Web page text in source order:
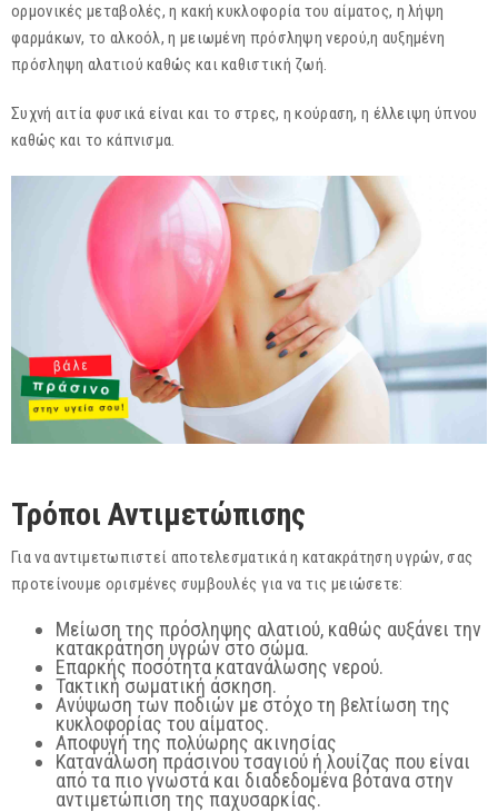
ορμονικές μεταβολές, η κακή κυκλοφορία του αίματος, η λήψη
φαρμάκων, το αλκοόλ, η μειωμένη πρόσληψη νερού,η αυξημένη
πρόσληψη αλατιού καθώς και καθιστική ζωή.
Συχνή αιτία φυσικά είναι και το στρες, η κούραση, η έλλειψη ύπνου
καθώς και το κάπνισμα.
Τρόποι Αντιμετώπισης
Για να αντιμετωπιστεί αποτελεσματικά η κατακράτηση υγρών, σας
προτείνουμε ορισμένες συμβουλές για να τις μειώσετε:
Μείωση της πρόσληψης αλατιού, καθώς αυξάνει την
κατακράτηση υγρών στο σώμα.
Επαρκής ποσότητα κατανάλωσης νερού.
Τακτική σωματική άσκηση.
Ανύψωση των ποδιών με στόχο τη βελτίωση της
κυκλοφορίας του αίματος.
Αποφυγή της πολύωρης ακινησίας
Κατανάλωση πράσινου τσαγιού ή λουίζας που είναι
από τα πιο γνωστά και διαδεδομένα βότανα στην
αντιμετώπιση της παχυσαρκίας.